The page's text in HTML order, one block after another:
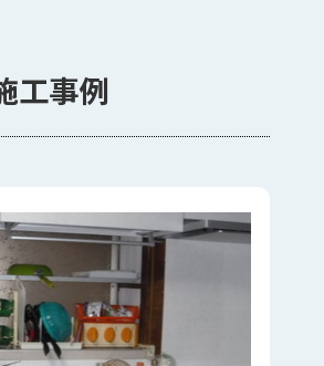
工事例